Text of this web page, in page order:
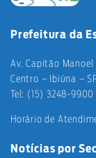
Prefeitura da
Av. Capitão Manoel
Centro – Ibiúna –
Tel: (15) 3248-9900
Horário de
Notícias por